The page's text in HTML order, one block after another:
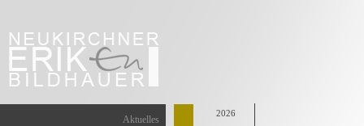
Aktuelles
2026